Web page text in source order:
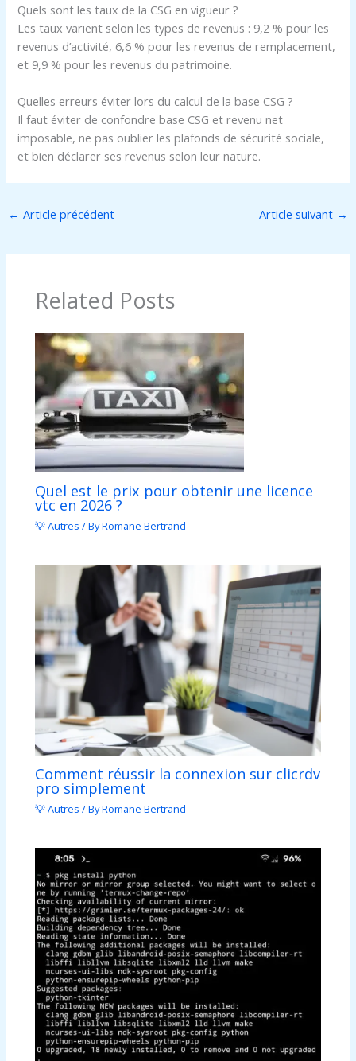
Quels sont les taux de la CSG en vigueur ?
Les taux varient selon les types de revenus : 9,2 % pour les
revenus d’activité, 6,6 % pour les revenus de remplacement,
et 9,9 % pour les revenus du patrimoine.
Quelles erreurs éviter lors du calcul de la base CSG ?
Il faut éviter de confondre base CSG et revenu net
imposable, ne pas oublier les plafonds de sécurité sociale,
et bien déclarer ses revenus selon leur nature.
← Article précédent Article suivant →
Related Posts
Quel est le prix pour obtenir une licence
vtc en 2026 ?
💡 Autres / ByRomane Bertrand
Comment réussir la connexion sur clicrdv
pro simplement
💡 Autres / ByRomane Bertrand